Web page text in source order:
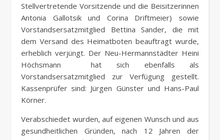
Stellvertretende Vorsitzende und die Beisitzerinnen
Antonia Gallotsik und Corina Driftmeier) sowie
Vorstandsersatzmitglied Bettina Sander, die mit
dem Versand des Heimatboten beauftragt wurde,
erheblich verjüngt. Der Neu-Hermannstädter Heini
Höchsmann hat sich ebenfalls als
Vorstandsersatzmitglied zur Verfügung gestellt.
Kassenprüfer sind: Jürgen Günster und Hans-Paul
Körner.
Verabschiedet wurden, auf eigenen Wunsch und aus
gesundheitlichen Gründen, nach 12 Jahren der